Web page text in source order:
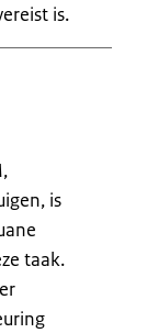
is.
is
taak.